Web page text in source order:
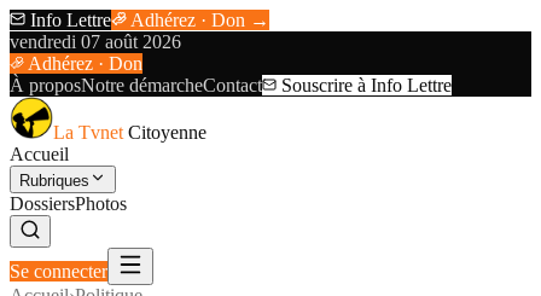
Info Lettre
Adhérez · Don →
vendredi 07 août 2026
Adhérez · Don
À proposNotre démarcheContact Souscrire à Info Lettre
La Tvnet Citoyenne
Accueil
Rubriques
DossiersPhotos
Se connecter